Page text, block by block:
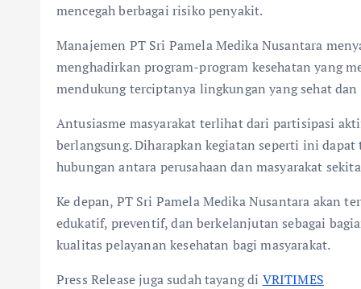
mencegah berbagai risiko penyakit.
Manajemen PT Sri Pamela Medika Nusantara
menghadirkan program-program kesehatan yang
mendukung terciptanya lingkungan yang sehat
Antusiasme masyarakat terlihat dari partisipasi
berlangsung. Diharapkan kegiatan seperti ini
hubungan antara perusahaan dan masyarakat
Ke depan, PT Sri Pamela Medika Nusantara akan
edukatif, preventif, dan berkelanjutan sebagai
kualitas pelayanan kesehatan bagi masyarakat.
Press Release juga sudah tayang di VRITIMES